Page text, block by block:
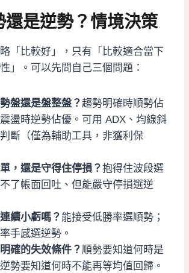
還是逆勢？情境決策
「比較好」，只有「比較適合當下
」。可以先問自己三個問題：
盤還是盤整盤？趨勢明確時順勢佔
盪時逆勢佔優。可用 ADX、均線斜
斷（僅為輔助工具，非獲利保
，還是守得住停損？抱得住波段選
了帳面回吐、但能嚴守停損選逆
續小虧嗎？ 能接受低勝率選順勢；
手感選逆勢。
確的失效條件？ 順勢要知道何時是
勢要知道何時不能再等均值回歸。